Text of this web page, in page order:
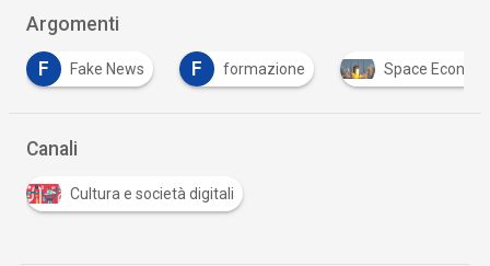
Argomenti
Fake News F formazione Space Economy
Canali
Cultura e società digitali